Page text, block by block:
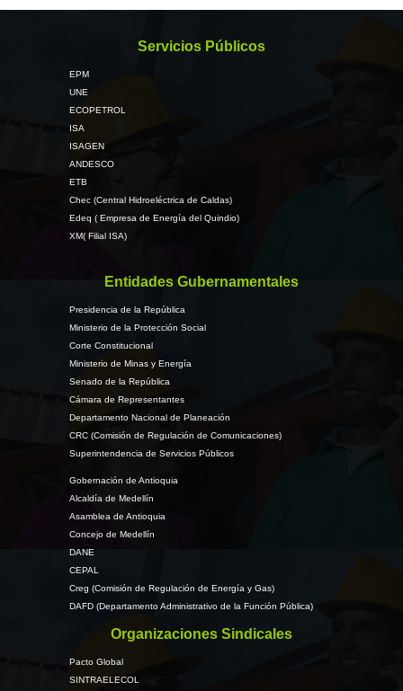
Servicios Públicos
EPM
UNE
ECOPETROL
ISA
ISAGEN
ANDESCO
ETB
Chec (Central Hidroeléctrica de Caldas)
Edeq ( Empresa de Energía del Quindio)
XM( Filial ISA)
Entidades Gubernamentales
Presidencia de la República
Ministerio de la Protección Social
Corte Constitucional
Ministerio de Minas y Energía
Senado de la República
Cámara de Representantes
Departamento Nacional de Planeación
CRC (Comisión de Regulación de Comunicaciones)
Superintendencia de Servicios Públicos
Gobernación de Antioquia
Alcaldía de Medellín
Asamblea de Antioquia
Concejo de Medellín
DANE
CEPAL
Creg (Comisión de Regulación de Energía y Gas)
DAFD (Departamento Administrativo de la Función Pública)
Organizaciones Sindicales
Pacto Global
SINTRAELECOL